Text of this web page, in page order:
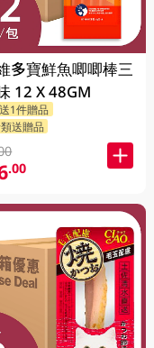
多寶鮮魚唧唧棒三
12 X 48GM
1件贈品
送贈品
.00